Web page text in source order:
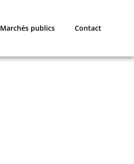
Marchés publics Contact